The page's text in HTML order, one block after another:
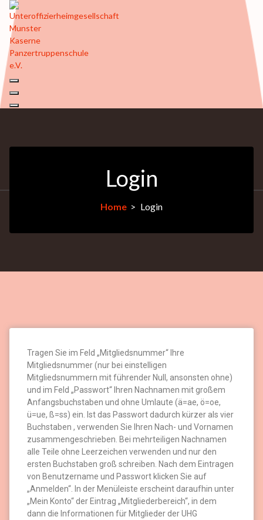
Login
Home> Login
Tragen Sie im Feld „Mitgliedsnummer“ Ihre
Mitgliedsnummer (nur bei einstelligen
Mitgliedsnummern mit führender Null, ansonsten ohne)
und im Feld „Passwort“ Ihren Nachnamen mit großem
Anfangsbuchstaben und ohne Umlaute (ä=ae, ö=oe,
ü=ue, ß=ss) ein. Ist das Passwort dadurch kürzer als vier
Buchstaben , verwenden Sie Ihren Nach- und Vornamen
zusammengeschrieben. Bei mehrteiligen Nachnamen
alle Teile ohne Leerzeichen verwenden und nur den
ersten Buchstaben groß schreiben. Nach dem Eintragen
von Benutzername und Passwort klicken Sie auf
„Anmelden“. In der Menüleiste erscheint daraufhin unter
„Mein Konto“ der Eintrag „Mitgliederbereich“, in dem
dann die Informationen für Mitglieder der UHG